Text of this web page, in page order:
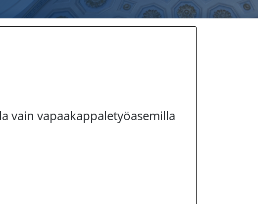
vain vapaakappaletyöasemilla